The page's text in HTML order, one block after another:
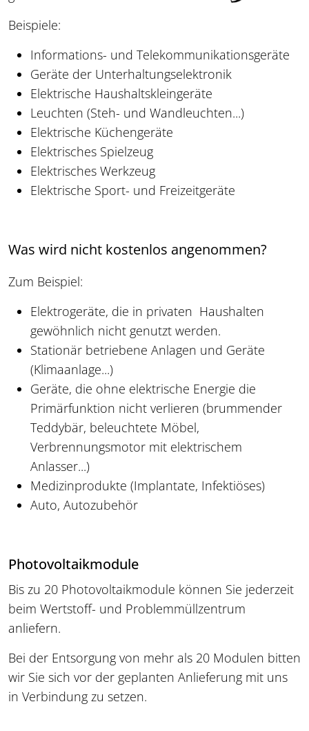
Beispiele:
Informations- und Telekommunikationsgeräte
Geräte der Unterhaltungselektronik
Elektrische Haushaltskleingeräte
Leuchten (Steh- und Wandleuchten...)
Elektrische Küchengeräte
Elektrisches Spielzeug
Elektrisches Werkzeug
Elektrische Sport- und Freizeitgeräte
Was wird nicht kostenlos angenommen?
Zum Beispiel:
Elektrogeräte, die in privaten Haushalten
gewöhnlich nicht genutzt werden.
Stationär betriebene Anlagen und Geräte
(Klimaanlage...)
Geräte, die ohne elektrische Energie die
Primärfunktion nicht verlieren (brummender
Teddybär, beleuchtete Möbel,
Verbrennungsmotor mit elektrischem
Anlasser...)
Medizinprodukte (Implantate, Infektiöses)
Auto, Autozubehör
Photovoltaikmodule
Bis zu 20 Photovoltaikmodule können Sie jederzeit
beim Wertstoff- und Problemmüllzentrum
anliefern.
Bei der Entsorgung von mehr als 20 Modulen bitten
wir Sie sich vor der geplanten Anlieferung mit uns
in Verbindung zu setzen.